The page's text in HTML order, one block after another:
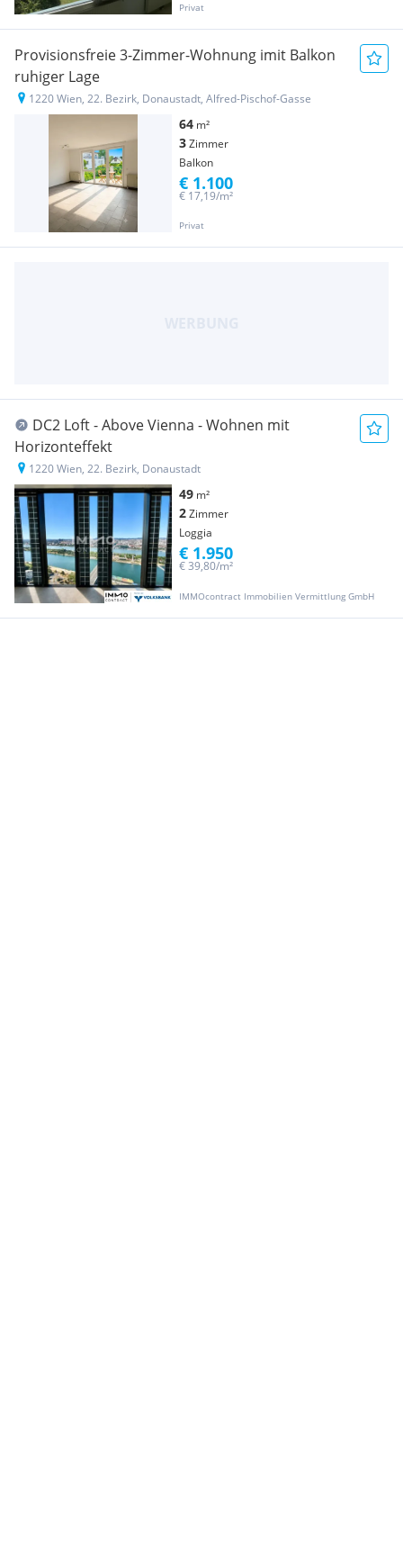
Privat
Provisionsfreie 3-Zimmer-Wohnung imit Balkon
ruhiger Lage
1220 Wien, 22. Bezirk, Donaustadt, Alfred-Pischof-Gasse
64 m²
3Zimmer
Balkon
Privat
€ 17,19/m²
€ 1.100
DC2 Loft - Above Vienna - Wohnen mit
Horizonteffekt
1220 Wien, 22. Bezirk, Donaustadt
49 m²
2Zimmer
Loggia
IMMOcontract Immobilien Vermittlung GmbH
€ 39,80/m²
€ 1.950